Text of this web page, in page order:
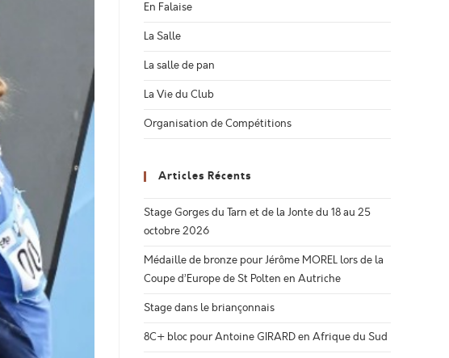
En Falaise
La Salle
La salle de pan
La Vie du Club
Organisation de Compétitions
Articles Récents
Stage Gorges du Tarn et de la Jonte du 18 au 25
octobre 2026
Médaille de bronze pour Jérôme MOREL lors de la
Coupe d’Europe de St Polten en Autriche
Stage dans le briançonnais
8C+ bloc pour Antoine GIRARD en Afrique du Sud